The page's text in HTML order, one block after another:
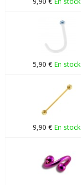
5,90 € En stock
9,90 € En stock